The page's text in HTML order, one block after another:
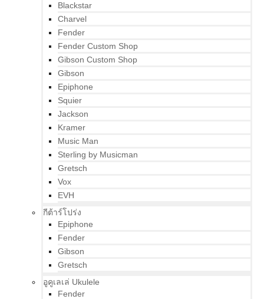
Blackstar
Charvel
Fender
Fender Custom Shop
Gibson Custom Shop
Gibson
Epiphone
Squier
Jackson
Kramer
Music Man
Sterling by Musicman
Gretsch
Vox
EVH
กีต้าร์โปร่ง
Epiphone
Fender
Gibson
Gretsch
อูคูเลเล่ Ukulele
Fender